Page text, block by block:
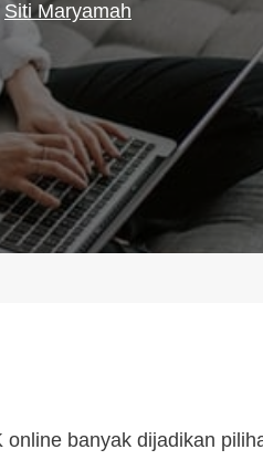
Siti Maryamah
banyak dijadikan